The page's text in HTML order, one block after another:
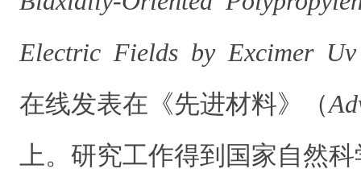
Electric Fields by Excimer
在线发表在《先进材料》（
上。研究工作得到国家自然